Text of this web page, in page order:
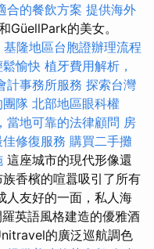
合的餐飲方案 提供海外
GüellPark的美女。
基隆地區台胞證辦理流程
愉快 植牙費用解析，
計事務所服務 探索台灣
團隊 北部地區眼科權
當地可靠的法律顧問 房
修復服務 購買二手攤
這座城市的現代形像還
香檳的喧囂吸引了所有
人友好的一面，私人海
英語風格建造的優雅酒
的廣泛巡航調色